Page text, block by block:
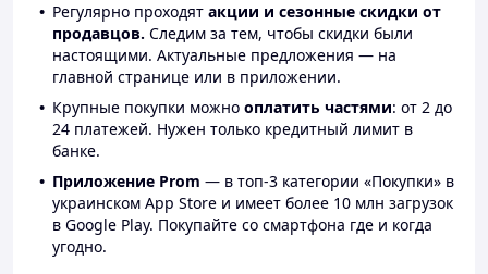
Регулярно проходят акции и сезонные скидки от
продавцов. Следим за тем, чтобы скидки были
настоящими. Актуальные предложения — на
главной странице или в приложении.
Крупные покупки можно оплатить частями: от 2 до
24 платежей. Нужен только кредитный лимит в
банке.
Приложение Prom — в топ-3 категории «Покупки» в
украинском App Store и имеет более 10 млн загрузок
в Google Play. Покупайте со смартфона где и когда
угодно.